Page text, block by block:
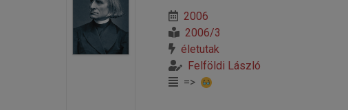
2006
2006/3
életutak
Felföldi László
=>